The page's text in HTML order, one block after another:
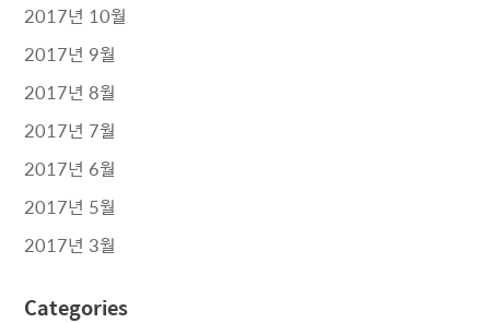
2017년 10월
2017년 9월
2017년 8월
2017년 7월
2017년 6월
2017년 5월
2017년 3월
Categories